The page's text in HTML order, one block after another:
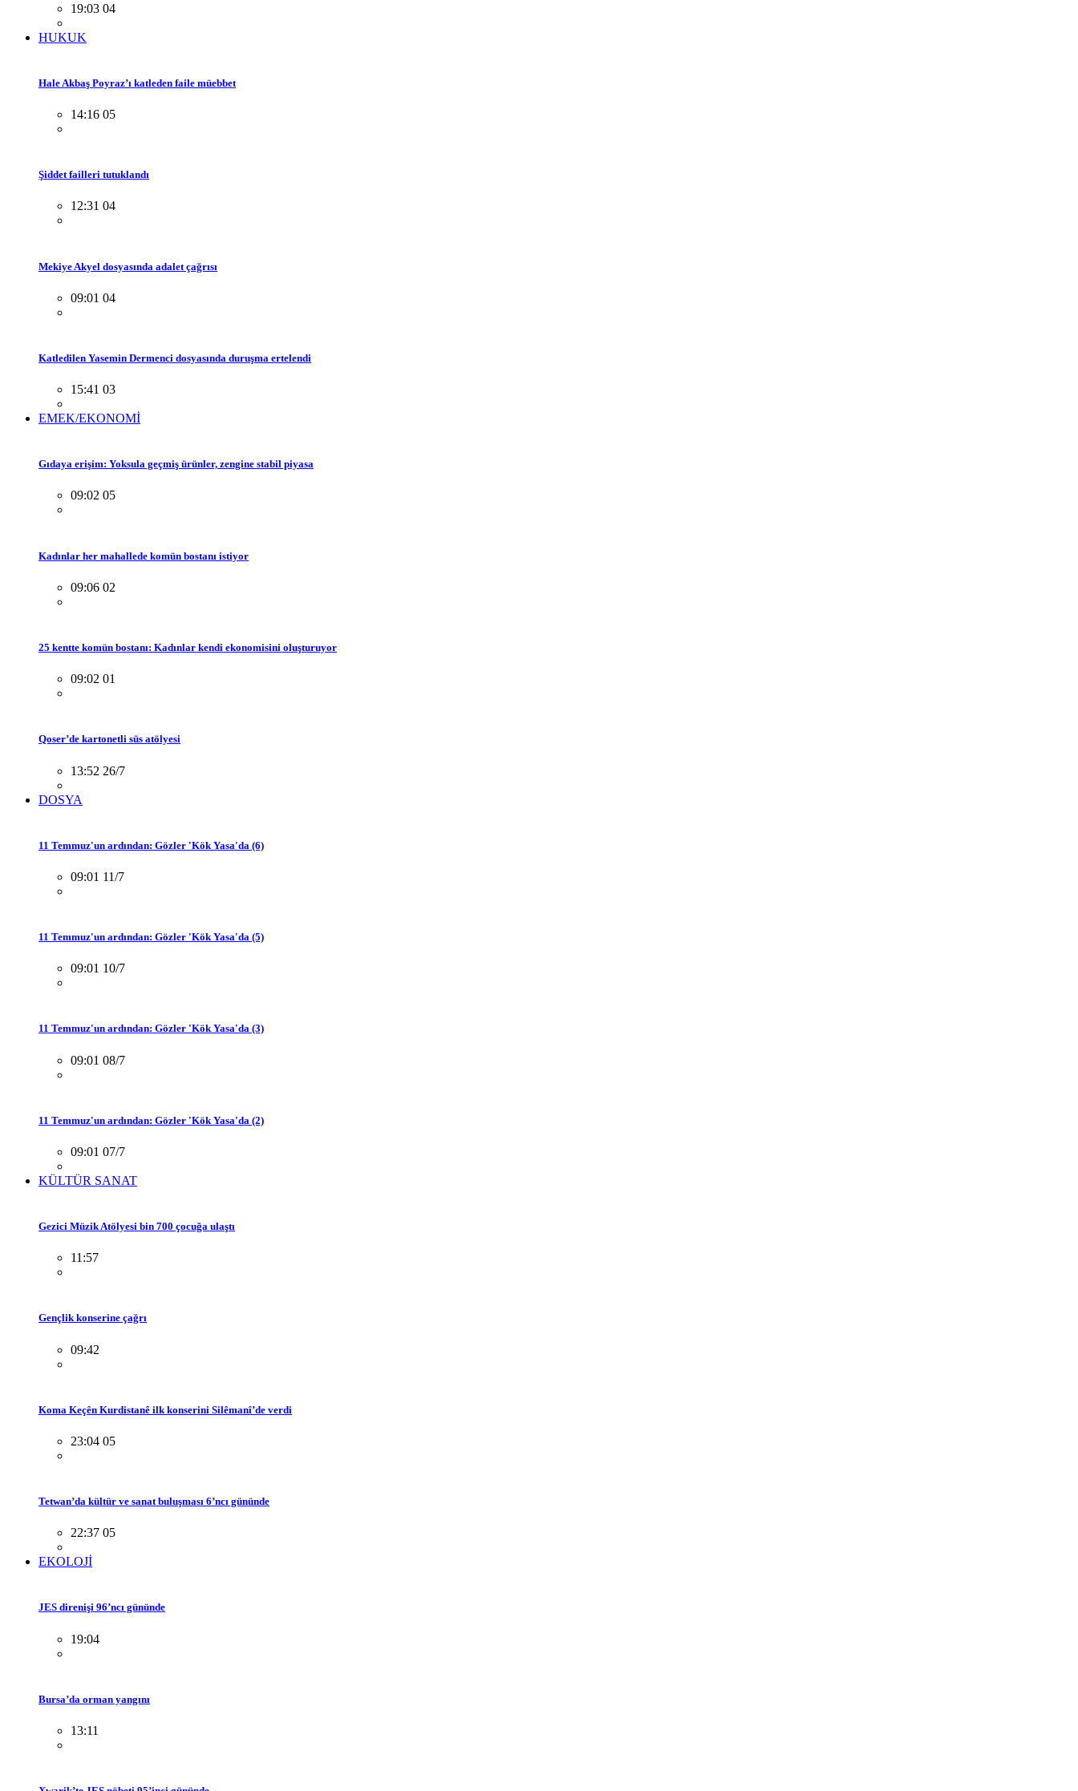
19:03 04
HUKUK
Hale Akbaş Poyraz’ı katleden faile müebbet
14:16 05
Şiddet failleri tutuklandı
12:31 04
Mekiye Akyel dosyasında adalet çağrısı
09:01 04
Katledilen Yasemin Dermenci dosyasında duruşma ertelendi
15:41 03
EMEK/EKONOMİ
Gıdaya erişim: Yoksula geçmiş ürünler, zengine stabil piyasa
09:02 05
Kadınlar her mahallede komün bostanı istiyor
09:06 02
25 kentte komün bostanı: Kadınlar kendi ekonomisini oluşturuyor
09:02 01
Qoser’de kartonetli süs atölyesi
13:52 26/7
DOSYA
11 Temmuz'un ardından: Gözler 'Kök Yasa'da (6)
09:01 11/7
11 Temmuz'un ardından: Gözler 'Kök Yasa'da (5)
09:01 10/7
11 Temmuz'un ardından: Gözler 'Kök Yasa'da (3)
09:01 08/7
11 Temmuz'un ardından: Gözler 'Kök Yasa'da (2)
09:01 07/7
KÜLTÜR SANAT
Gezici Müzik Atölyesi bin 700 çocuğa ulaştı
11:57
Gençlik konserine çağrı
09:42
Koma Keçên Kurdistanê ilk konserini Silêmanî’de verdi
23:04 05
Tetwan’da kültür ve sanat buluşması 6’ncı gününde
22:37 05
EKOLOJİ
JES direnişi 96’ncı gününde
19:04
Bursa’da orman yangını
13:11